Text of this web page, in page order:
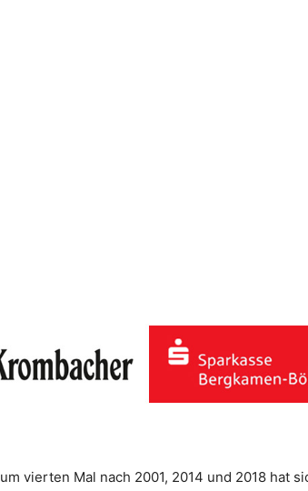
vierten Mal nach 2001, 2014 und 2018 hat